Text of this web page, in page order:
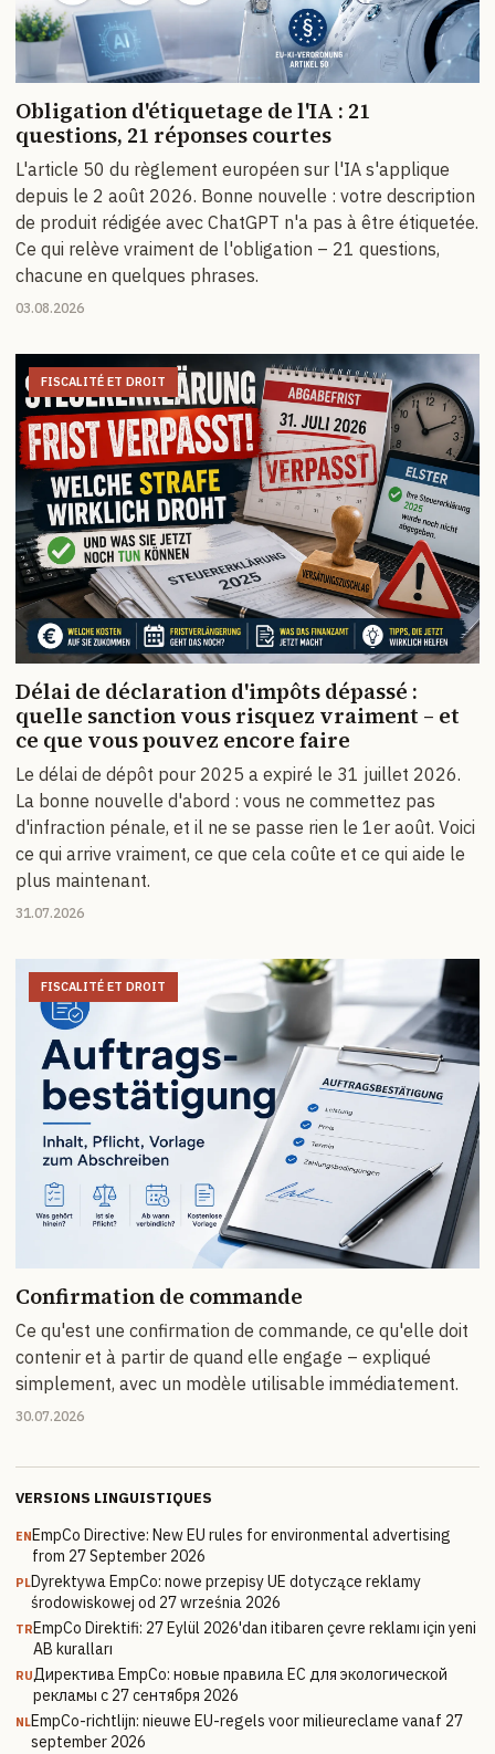
Obligation d'étiquetage de l'IA : 21
questions, 21 réponses courtes
L'article 50 du règlement européen sur l'IA s'applique
depuis le 2 août 2026. Bonne nouvelle : votre description
de produit rédigée avec ChatGPT n'a pas à être étiquetée.
Ce qui relève vraiment de l'obligation – 21 questions,
chacune en quelques phrases.
03.08.2026
FISCALITÉ ET DROIT
Délai de déclaration d'impôts dépassé :
quelle sanction vous risquez vraiment – et
ce que vous pouvez encore faire
Le délai de dépôt pour 2025 a expiré le 31 juillet 2026.
La bonne nouvelle d'abord : vous ne commettez pas
d'infraction pénale, et il ne se passe rien le 1er août. Voici
ce qui arrive vraiment, ce que cela coûte et ce qui aide le
plus maintenant.
31.07.2026
FISCALITÉ ET DROIT
Confirmation de commande
Ce qu'est une confirmation de commande, ce qu'elle doit
contenir et à partir de quand elle engage – expliqué
simplement, avec un modèle utilisable immédiatement.
30.07.2026
VERSIONS LINGUISTIQUES
ENEmpCo Directive: New EU rules for environmental advertising
from 27 September 2026
PLDyrektywa EmpCo: nowe przepisy UE dotyczące reklamy
środowiskowej od 27 września 2026
TREmpCo Direktifi: 27 Eylül 2026'dan itibaren çevre reklamı için yeni
AB kuralları
RUДиректива EmpCo: новые правила ЕС для экологической
рекламы с 27 сентября 2026
NLEmpCo-richtlijn: nieuwe EU-regels voor milieureclame vanaf 27
september 2026